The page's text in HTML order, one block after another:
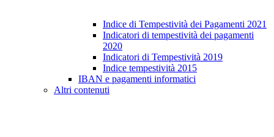
Indice di Tempestività dei Pagamenti 2021
Indicatori di tempestività dei pagamenti
2020
Indicatori di Tempestività 2019
Indice tempestività 2015
IBAN e pagamenti informatici
Altri contenuti